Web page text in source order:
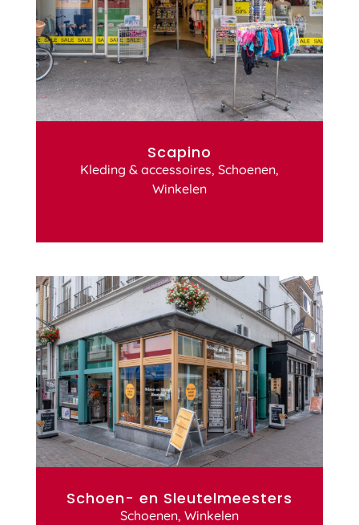
Scapino
Kleding & accessoires, Schoenen,
Winkelen
Schoen- en Sleutelmeesters
Schoenen, Winkelen